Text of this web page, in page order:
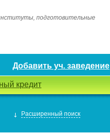
подготовительные
Добавить уч. заведение
кредит
Расширенный поиск